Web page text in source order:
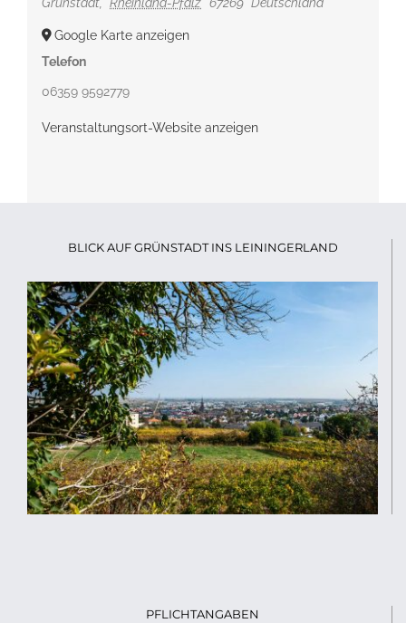
Grünstadt, Rheinland-Pfalz 67269 Deutschland
Google Karte anzeigen
Telefon
06359 9592779
Veranstaltungsort-Website anzeigen
BLICK AUF GRÜNSTADT INS LEININGERLAND
PFLICHTANGABEN